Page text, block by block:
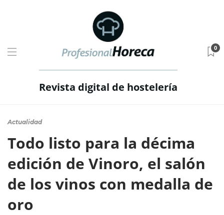
Revista digital de hostelería
0
Actualidad
Todo listo para la décima
edición de Vinoro, el salón
de los vinos con medalla de
oro